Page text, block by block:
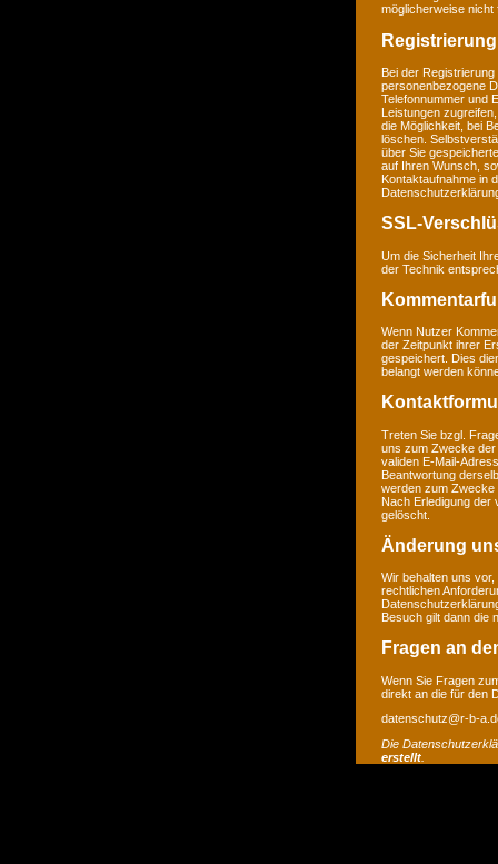
möglicherweise nicht
Bei der
personenbezogene
Telefonnummer und
Leistungen
die Möglichkeit, bei
löschen.
über Sie
auf Ihren Wunsch,
Kontaktaufnahme in
SSL-
Um die Sicherheit
der Technik
Wenn Nutzer
der Zeitpunkt ihrer
gespeichert. Dies
belangt werden
Treten Sie bzgl.
uns zum Zwecke der
validen E-Mail-
Beantwortung
werden zum Zwecke
Nach Erledigung der
gelöscht.
Änderung
Wir behalten uns
rechtlichen
Besuch gilt dann die
Fragen an
Wenn Sie Fragen
direkt an die für den
datenschutz@r-b-
Die
erstellt